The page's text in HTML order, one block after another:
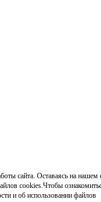
сайта. Оставаясь на нашем
cookies.Чтобы
и об использовании файлов